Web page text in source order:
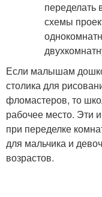
Если малышам
столика для
фломастеров, то
рабочее место. Эти
при переделке
для мальчика и
возрастов.